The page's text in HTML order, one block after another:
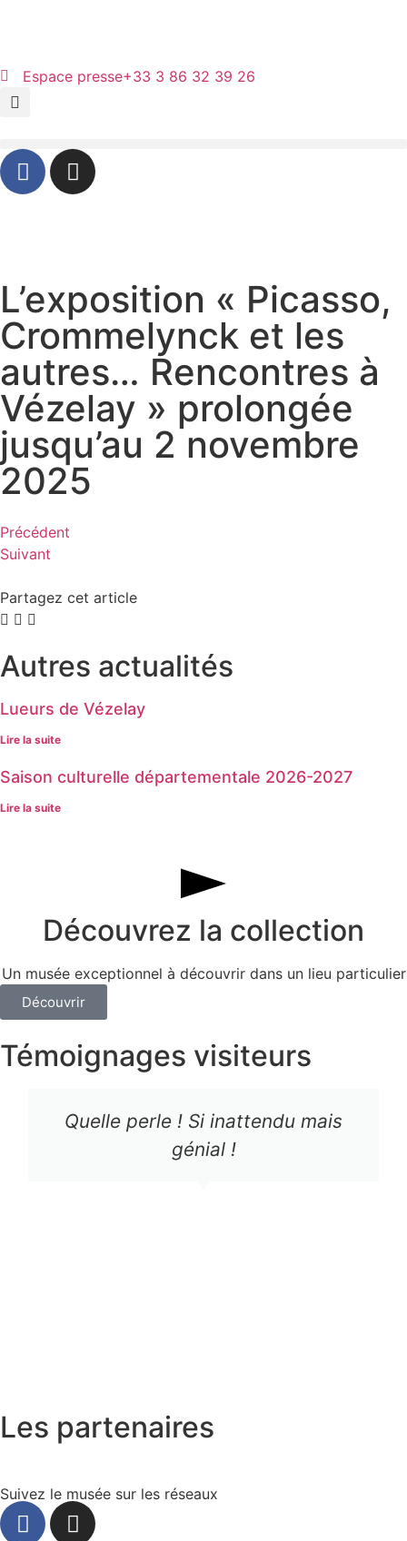
Espace presse+33 3 86 32 39 26
L’exposition « Picasso,
Crommelynck et les
autres… Rencontres à
Vézelay » prolongée
jusqu’au 2 novembre
2025
Précédent
Suivant
Partagez cet article
Autres actualités
Lueurs de Vézelay
Lire la suite
Saison culturelle départementale 2026-2027
Lire la suite
Découvrez la collection​
Un musée exceptionnel à découvrir dans un lieu particulier​
Découvrir
Témoignages visiteurs
Quelle perle ! Si inattendu mais
génial !​
Les partenaires
Suivez le musée sur les réseaux